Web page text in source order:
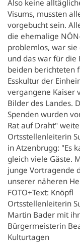
Also keine
Visums, mussten
vorgebucht sein.
die ehemalige
problemlos, war
und das war für die
beiden berichteten
Esskultur der
vergangene Kaiser
Bilder des Landes.
Spenden wurden
Rat auf Draht"
Ortsstellenleiterin
in Atzenbrugg: "Es
gleich viele Gäste.
junge Vortragende
unserer näheren
FOTO+Text: Knöpfl
Ortsstellenleiterin
Martin Bader mit
Bürgermeisterin
Kulturtagen